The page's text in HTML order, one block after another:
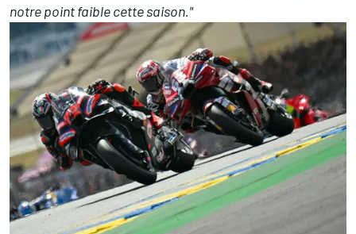
notre point faible cette saison."